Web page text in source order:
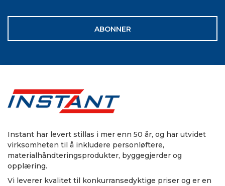
ABONNER
Instant har levert stillas i mer enn 50 år, og har utvidet
virksomheten til å inkludere personløftere,
materialhåndteringsprodukter, byggegjerder og
opplæring.
Vi leverer kvalitet til konkurransedyktige priser og er en